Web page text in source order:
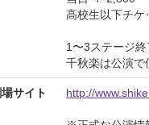
高校生以下チケ
1〜3ステージ終
千秋楽は公演で
サイト http://